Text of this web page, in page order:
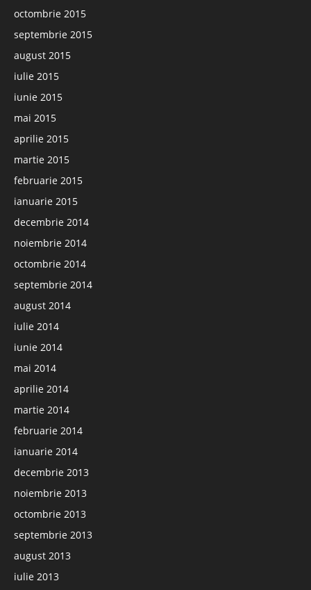
octombrie 2015
septembrie 2015
august 2015
iulie 2015
iunie 2015
mai 2015
aprilie 2015
martie 2015
februarie 2015
ianuarie 2015
decembrie 2014
noiembrie 2014
octombrie 2014
septembrie 2014
august 2014
iulie 2014
iunie 2014
mai 2014
aprilie 2014
martie 2014
februarie 2014
ianuarie 2014
decembrie 2013
noiembrie 2013
octombrie 2013
septembrie 2013
august 2013
iulie 2013